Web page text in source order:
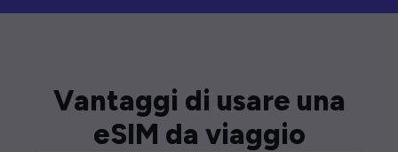
Vantaggi di usare una
eSIM da viaggio